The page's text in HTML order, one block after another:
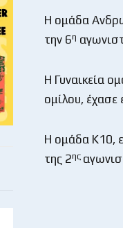
Η ομάδα
την 6η
Η Γυναικεία
ομίλου,
Η ομάδα Κ10,
της 2ης